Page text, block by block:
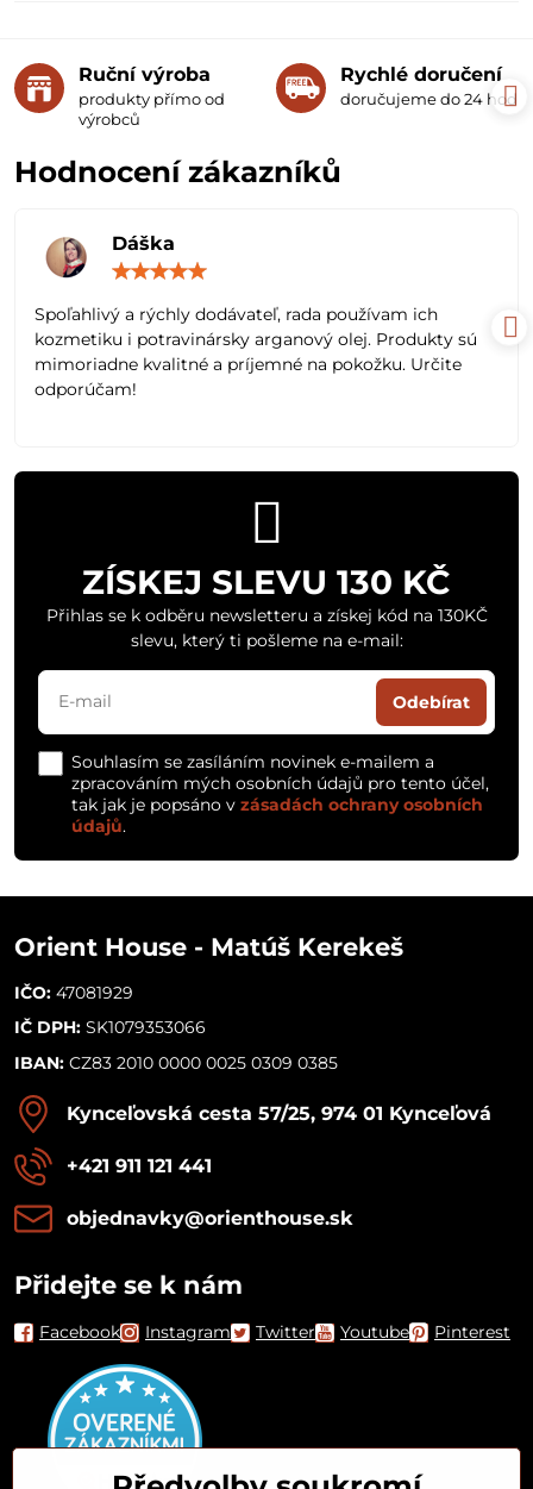
Ruční výroba
produkty přímo od
výrobců
Rychlé doručení
doručujeme do 24 hodin
Hodnocení zákazníků
Dáška
5
Spoľahlivý a rýchly dodávateľ, rada používam ich
kozmetiku i potravinársky arganový olej. Produkty sú
mimoriadne kvalitné a príjemné na pokožku. Určite
odporúčam!
ZÍSKEJ SLEVU 130 KČ
Přihlas se k odběru newsletteru a získej kód na 130KČ
slevu, který ti pošleme na e-mail:
Odebírat
Souhlasím se zasíláním novinek e-mailem a
zpracováním mých osobních údajů pro tento účel,
tak jak je popsáno v zásadách ochrany osobních
údajů.
Orient House - Matúš Kerekeš
IČO: 47081929
IČ DPH: SK1079353066
IBAN: CZ83 2010 0000 0025 0309 0385
Kynceľovská cesta 57/25, 974 01 Kynceľová
+421 911 121 441
objednavky​@orienthouse​.sk
Přidejte se k nám
Facebook Instagram Twitter Youtube Pinterest